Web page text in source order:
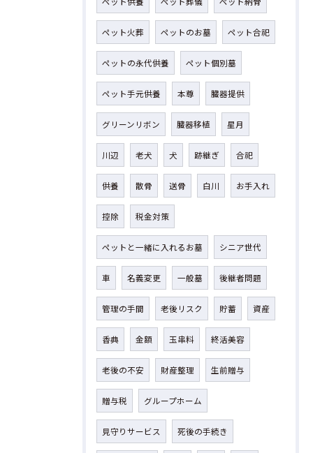
ペット火葬 ペットのお墓 ペット合祀
ペットの永代供養 ペット個別墓
ペット手元供養 本尊 臓器提供
グリーンリボン 臓器移植 星月
川辺 老犬 犬 跡継ぎ 合祀
供養 散骨 送骨 白川 お手入れ
控除 税金対策
ペットと一緒に入れるお墓 シニア世代
車 名義変更 一般墓 後継者問題
管理の手間 老後リスク 貯蓄 資産
香典 金額 玉串料 終活美容
老後の不安 財産整理 生前贈与
贈与税 グループホーム
見守りサービス 死後の手続き